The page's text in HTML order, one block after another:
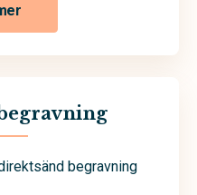
begravning